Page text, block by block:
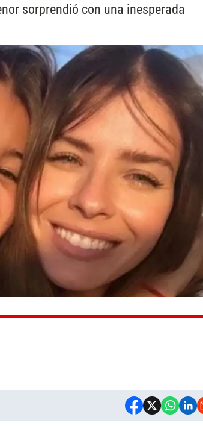
sorprendió con una inesperada